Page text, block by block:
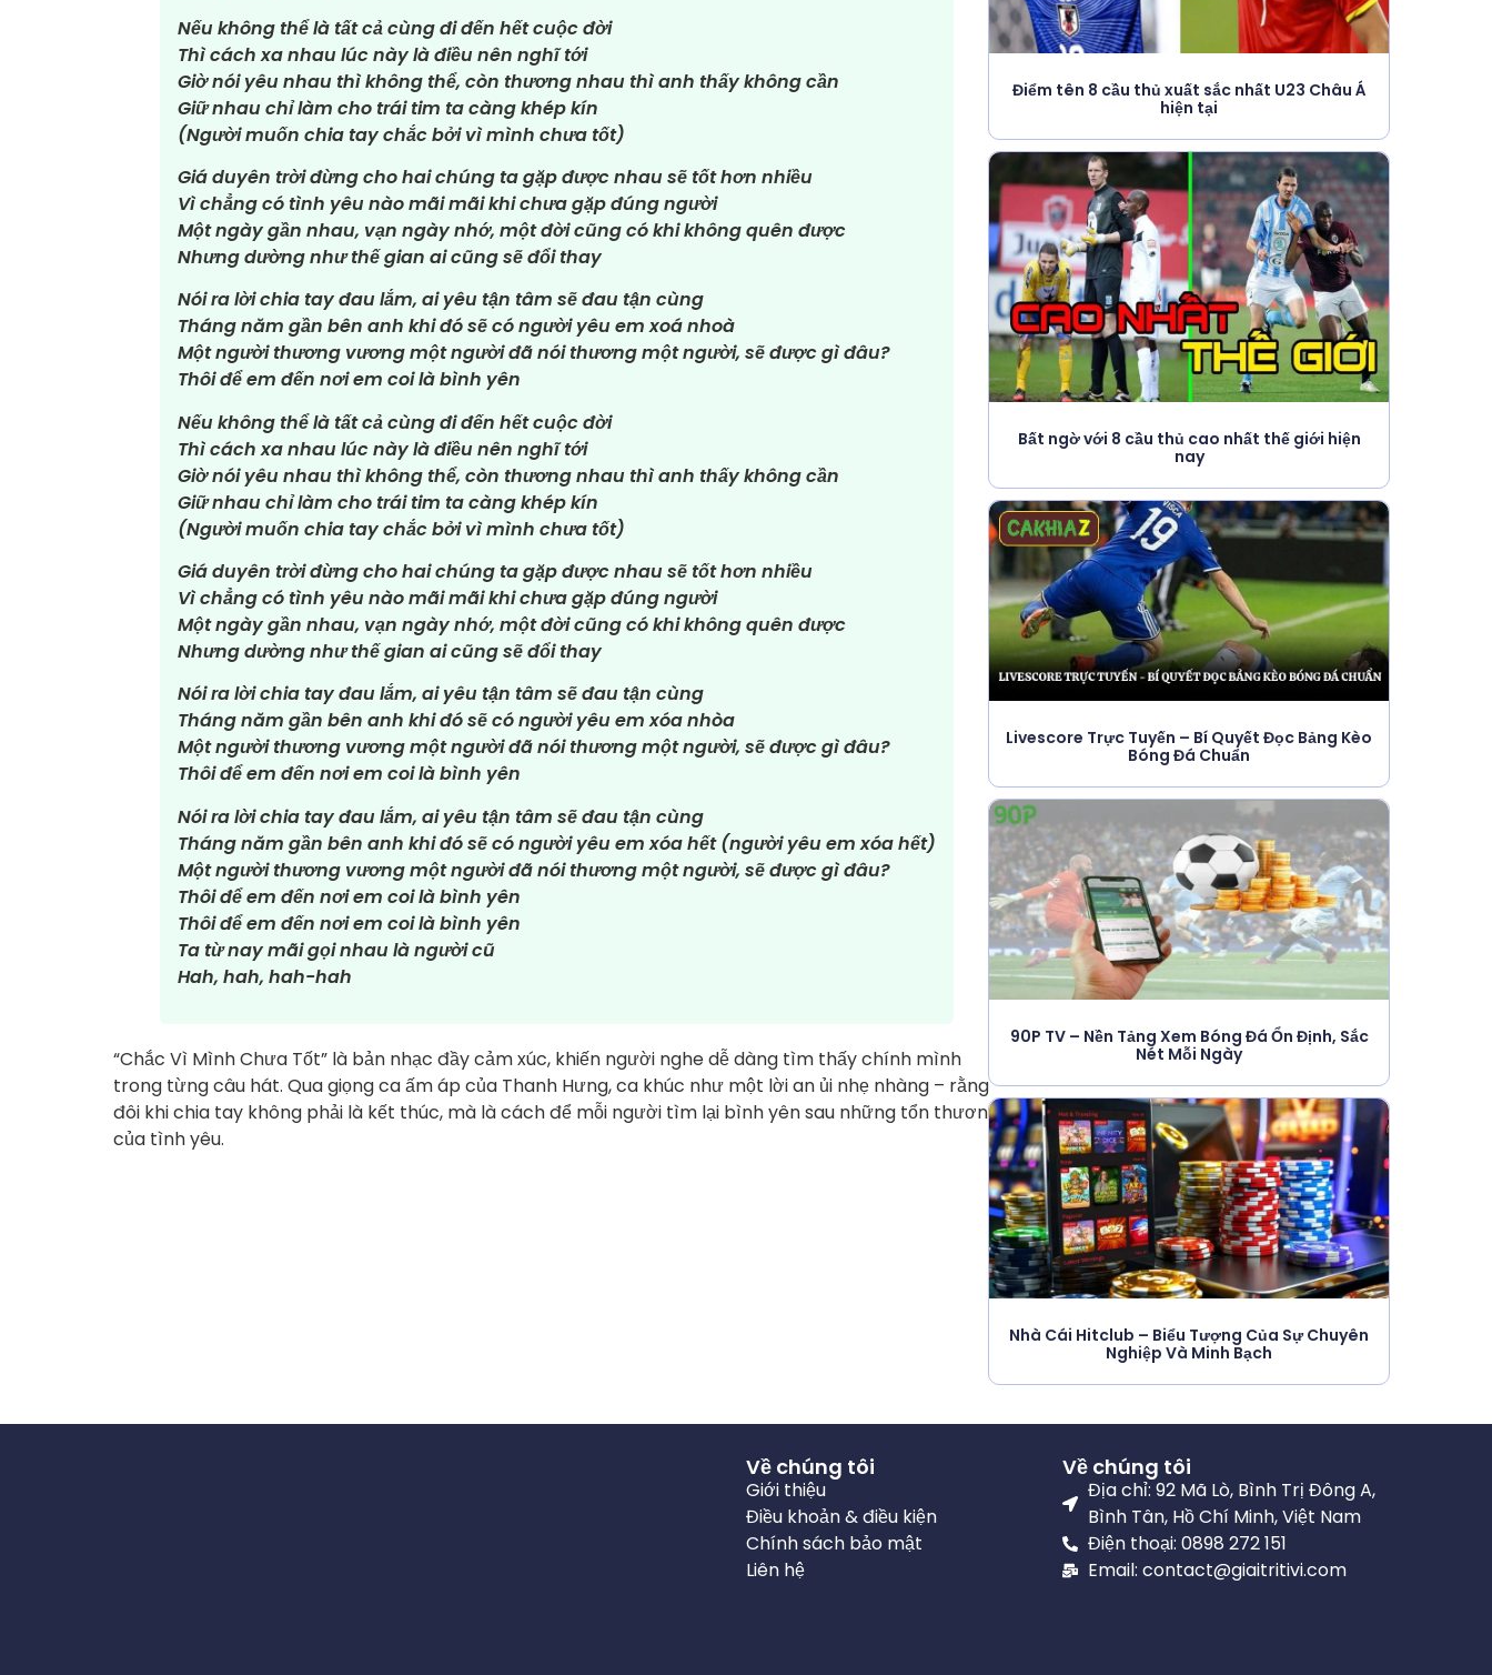
Nếu không thể là tất cả cùng đi đến hết cuộc đời
Thì cách xa nhau lúc này là điều nên nghĩ tới
Giờ nói yêu nhau thì không thể, còn thương nhau thì anh thấy không cần
Giữ nhau chỉ làm cho trái tim ta càng khép kín
(Người muốn chia tay chắc bởi vì mình chưa tốt)
Giá duyên trời đừng cho hai chúng ta gặp được nhau sẽ tốt hơn nhiều
Vì chẳng có tình yêu nào mãi mãi khi chưa gặp đúng người
Một ngày gần nhau, vạn ngày nhớ, một đời cũng có khi không quên được
Nhưng dường như thế gian ai cũng sẽ đổi thay
Nói ra lời chia tay đau lắm, ai yêu tận tâm sẽ đau tận cùng
Tháng năm gần bên anh khi đó sẽ có người yêu em xoá nhoà
Một người thương vương một người đã nói thương một người, sẽ được gì đâu?
Thôi để em đến nơi em coi là bình yên
Nếu không thể là tất cả cùng đi đến hết cuộc đời
Thì cách xa nhau lúc này là điều nên nghĩ tới
Giờ nói yêu nhau thì không thể, còn thương nhau thì anh thấy không cần
Giữ nhau chỉ làm cho trái tim ta càng khép kín
(Người muốn chia tay chắc bởi vì mình chưa tốt)
Giá duyên trời đừng cho hai chúng ta gặp được nhau sẽ tốt hơn nhiều
Vì chẳng có tình yêu nào mãi mãi khi chưa gặp đúng người
Một ngày gần nhau, vạn ngày nhớ, một đời cũng có khi không quên được
Nhưng dường như thế gian ai cũng sẽ đổi thay
Nói ra lời chia tay đau lắm, ai yêu tận tâm sẽ đau tận cùng
Tháng năm gần bên anh khi đó sẽ có người yêu em xóa nhòa
Một người thương vương một người đã nói thương một người, sẽ được gì đâu?
Thôi để em đến nơi em coi là bình yên
Nói ra lời chia tay đau lắm, ai yêu tận tâm sẽ đau tận cùng
Tháng năm gần bên anh khi đó sẽ có người yêu em xóa hết (người yêu em xóa hết)
Một người thương vương một người đã nói thương một người, sẽ được gì đâu?
Thôi để em đến nơi em coi là bình yên
Thôi để em đến nơi em coi là bình yên
Ta từ nay mãi gọi nhau là người cũ
Hah, hah, hah-hah
“Chắc Vì Mình Chưa Tốt” là bản nhạc đầy cảm xúc, khiến người nghe dễ dàng tìm thấy chính mình
trong từng câu hát. Qua giọng ca ấm áp của Thanh Hưng, ca khúc như một lời an ủi nhẹ nhàng – rằng
đôi khi chia tay không phải là kết thúc, mà là cách để mỗi người tìm lại bình yên sau những tổn thương
của tình yêu.
Điểm tên 8 cầu thủ xuất sắc nhất U23 Châu Á
hiện tại
Bất ngờ với 8 cầu thủ cao nhất thế giới hiện
nay
Livescore Trực Tuyến – Bí Quyết Đọc Bảng Kèo
Bóng Đá Chuẩn
90P TV – Nền Tảng Xem Bóng Đá Ổn Định, Sắc
Nét Mỗi Ngày
Nhà Cái Hitclub – Biểu Tượng Của Sự Chuyên
Nghiệp Và Minh Bạch
Về chúng tôi
Giới thiệu
Điều khoản & điều kiện
Chính sách bảo mật
Liên hệ
Về chúng tôi
Địa chỉ: 92 Mã Lò, Bình Trị Đông A,
Bình Tân, Hồ Chí Minh, Việt Nam
Điện thoại: 0898 272 151
Email: contact@giaitritivi.com